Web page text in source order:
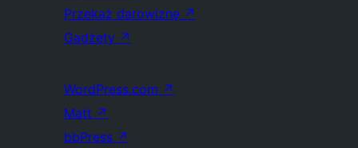
Przekaż darowiznę ↗
Gadżety ↗
WordPress.com ↗
Matt ↗
bbPress ↗